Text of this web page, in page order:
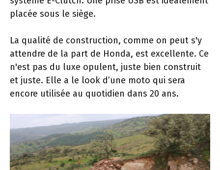
placée sous le siège.
La qualité de construction, comme on peut s'y
attendre de la part de Honda, est excellente. Ce
n'est pas du luxe opulent, juste bien construit
et juste. Elle a le look d’une moto qui sera
encore utilisée au quotidien dans 20 ans.